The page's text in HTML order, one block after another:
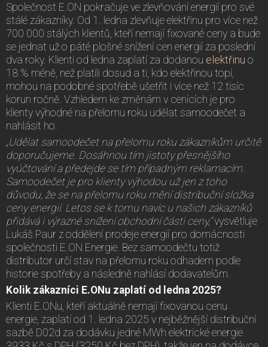
Společnost E.ON pokračuje ve zlevňování energií pro své
stálé zákazníky. Od 1. ledna zlevňuje elektřinu pro více než
700 000 stálých klientů, kteří nemají fixované ceny a bude
se jednat už o páté plošné snížení cen energií za poslední
dva roky. Klienti od ledna zaplatí za dodanou elektřinu o
18 % méně, než platili dosud a ti, kdo elektřinou topí,
mohou na podobné spotřebě ušetřit i více než 12 tisíc
korun ročně. Vzhledem ke změnám v cenících je pro
klienty výhodné na přelomu roku udělat samoodečet a
nahlásit ho.
„Udělat samoodečet na přelomu roku zákazníkům určitě
doporučujeme. Dosáhnou tím jistoty přesnějšího
vyúčtování a předejde se tím případným reklamacím.
Samoodečet je pro klienty výhodou už jen z toho
důvodu, že se na přelomu roku mění distribuční složka
ceny energií. Letos se k tomu navíc u našich zákazníků
přidává i výrazné snížení obchodní části ceny,“vysvětluje
Lukáš Paur z oddělení prodeje energií pro domácnosti
společnosti E.ON Energie. Bez samoodečtu totiž
distributor určí stav na přelomu roku odhadem podle
historie spotřeby a následně nahlásí dodavatelům.
Kolik zákazníci E.ONu zaplatí od ledna 2025?
Klienti E.ONu, kteří aktuálně nemají fixovanou cenu
energie, zaplatí od 1. ledna 2025 v nejběžnější distribuční
sazbě D02d za dodávku jedné MWh elektrické energie